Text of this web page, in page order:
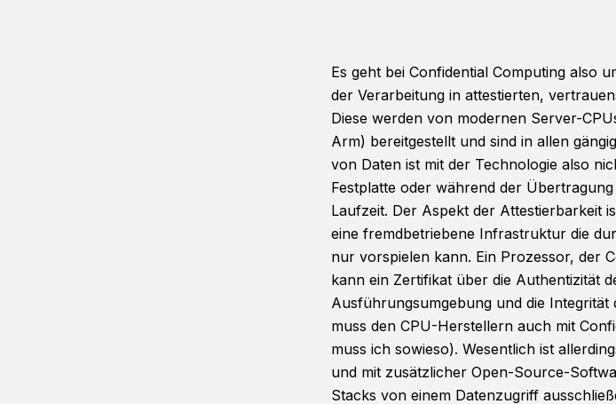
Es geht bei Confidential Computing also
der Verarbeitung in attestierten,
Diese werden von modernen Server-
Arm) bereitgestellt und sind in allen
von Daten ist mit der Technologie also
Festplatte oder während der
Laufzeit. Der Aspekt der Attestierbarkeit
eine fremdbetriebene Infrastruktur die
nur vorspielen kann. Ein Prozessor, der
kann ein Zertifikat über die Authentizität
Ausführungsumgebung und die
muss den CPU-Herstellern auch mit
muss ich sowieso). Wesentlich ist
und mit zusätzlicher Open-Source-
Stacks von einem Datenzugriff